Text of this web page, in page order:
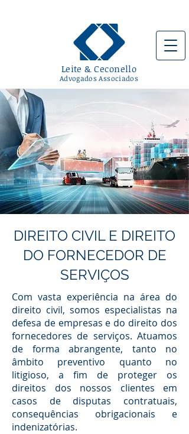
Leite & Ceconello
Advogados Associados
DIREITO CIVIL E DIREITO
DO FORNECEDOR DE
SERVIÇOS
Com vasta experiência na área do
direito civil, somos especialistas na
defesa de empresas e do direito dos
fornecedores de serviços. Atuamos
de forma abrangente, tanto no
âmbito preventivo quanto no
litigioso, a fim de proteger os
direitos dos nossos clientes em
casos de disputas contratuais,
consequências obrigacionais e
indenizatórias.